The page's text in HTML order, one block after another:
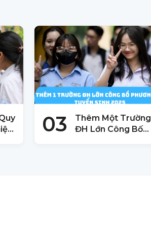
03
Thêm Một Trường
ĐH Lớn Công Bố